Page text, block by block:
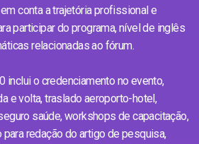
conta a trajetória profissional e
participar do programa, nível de inglês
relacionadas ao fórum.
inclui o credenciamento no evento,
e volta, traslado aeroporto-hotel,
saúde, workshops de capacitação,
redação do artigo de pesquisa,